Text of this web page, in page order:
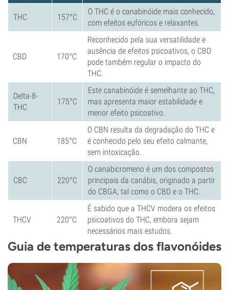
THC 157°C
O THC é o canabinóide mais conhecido,
com efeitos eufóricos e relaxantes.
CBD 170°C
Reconhecido pela sua versatilidade e
ausência de efeitos psicoativos, o CBD
pode também regular o impacto do
THC.
Delta-8-
THC
175°C
Este canabinóide é semelhante ao THC,
mas apresenta maior estabilidade e
menor efeito psicoativo.
CBN 185°C
O CBN resulta da degradação do THC e
é conhecido pelo seu efeito calmante,
sem intoxicação.
CBC 220°C
O canabicromeno é um dos compostos
principais da canábis, originado a partir
do CBGA, tal como o CBD e o THC.
THCV 220°C
É sabido que a THCV modera os efeitos
psicoativos do THC, embora sejam
necessários mais estudos.
Guia de temperaturas dos flavonóides